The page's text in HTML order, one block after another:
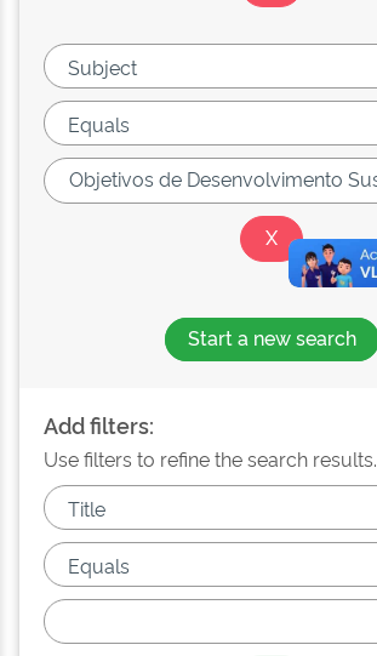
Start a new search
Add filters:
Use filters to refine the search results.